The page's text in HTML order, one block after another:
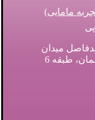
میدان
ماه فرخی و سه راه بنفشه، مجتمع هفت آسمان، طبقه 6